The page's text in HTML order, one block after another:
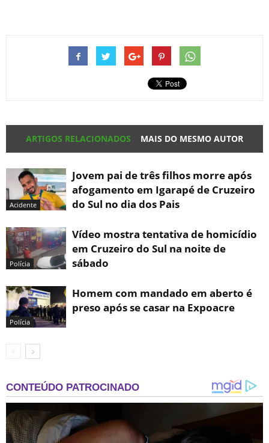
ARTIGOS RELACIONADOS MAIS DO MESMO AUTOR
Acidente
Jovem pai de três filhos morre após
afogamento em Igarapé de Cruzeiro
do Sul no dia dos Pais
Polícia
Vídeo mostra tentativa de homicídio
em Cruzeiro do Sul na noite de
sábado
Polícia
Homem com mandado em aberto é
preso após se casar na Expoacre